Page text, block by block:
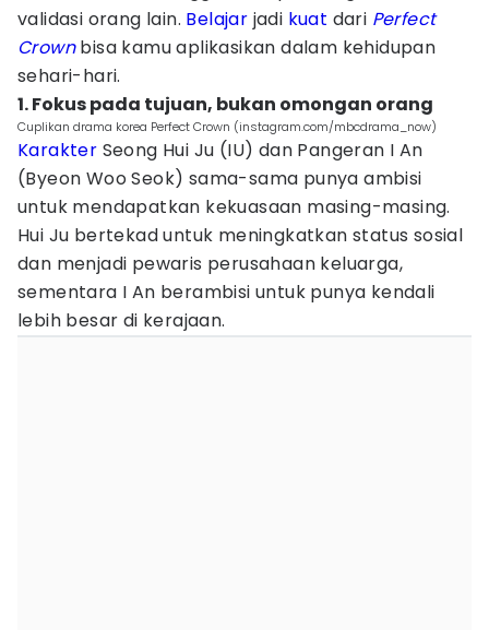
validasi orang lain. Belajar jadi kuat dari Perfect
Crownbisa kamu aplikasikan dalam kehidupan
sehari-hari.
1. Fokus pada tujuan, bukan omongan orang
Cuplikan drama korea Perfect Crown (instagram.com/mbcdrama_now)
Karakter Seong Hui Ju (IU) dan Pangeran I An
(Byeon Woo Seok) sama-sama punya ambisi
untuk mendapatkan kekuasaan masing-masing.
Hui Ju bertekad untuk meningkatkan status sosial
dan menjadi pewaris perusahaan keluarga,
sementara I An berambisi untuk punya kendali
lebih besar di kerajaan.